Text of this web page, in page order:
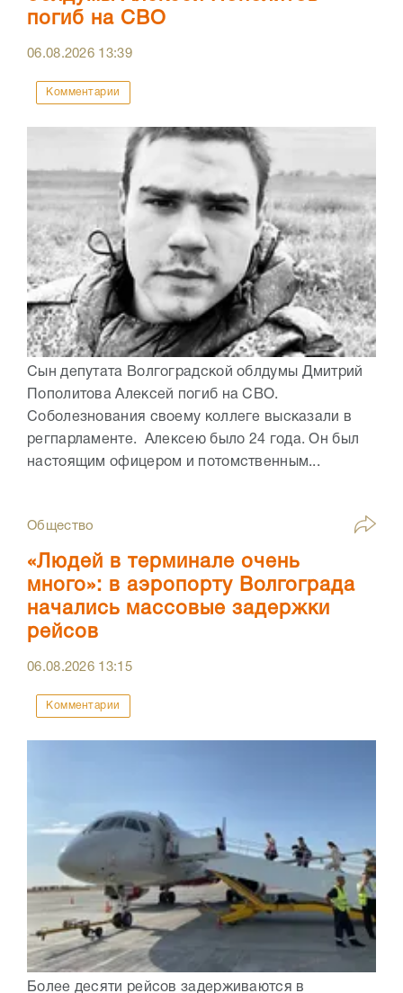
погиб на СВО
06.08.2026 13:39
Комментарии
Сын депутата Волгоградской облдумы Дмитрий
Пополитова Алексей погиб на СВО.
Соболезнования своему коллеге высказали в
регпарламенте. Алексею было 24 года. Он был
настоящим офицером и потомственным...
Общество
«Людей в терминале очень
много»: в аэропорту Волгограда
начались массовые задержки
рейсов
06.08.2026 13:15
Комментарии
Более десяти рейсов задерживаются в